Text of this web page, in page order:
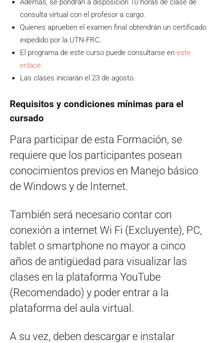
Además, se pondrán a disposición 10 horas de clase de
consulta virtual con el profesor a cargo.
Quienes aprueben el examen final obtendrán un certificado
expedido por la UTN-FRC.
El programa de este curso puede consultarse en este
enlace.
Las clases iniciarán el 23 de agosto.
Requisitos y condiciones mínimas para el
cursado
Para participar de esta Formación, se
requiere que los participantes posean
conocimientos previos en Manejo básico
de Windows y de Internet.
También será necesario contar con
conexión a internet Wi Fi (Excluyente), PC,
tablet o smartphone no mayor a cinco
años de antigüedad para visualizar las
clases en la plataforma YouTube
(Recomendado) y poder entrar a la
plataforma del aula virtual.
A su vez, deben descargar e instalar